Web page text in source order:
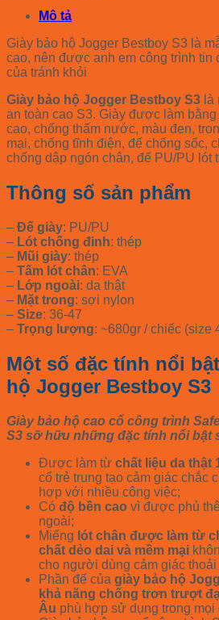
Mô tả
Giày bảo hộ Jogger Bestboy S3 là
cao, nên được anh em công trình tin
của tránh khỏi
Giày bảo hộ Jogger Bestboy S3 là
an toàn cao S3. Giày được làm
cao, chống thấm nước, màu đen,
mại, chống tĩnh điện, đế chống sốc,
chống dập ngón chân, đế PU/PU lót
Thông số sản phẩm
– Đế giày: PU/PU
– Lót chống đinh: thép
– Mũi giày: thép
– Tấm lót chân: EVA
– Lớp ngoài: da thật
– Mặt trong: sợi nylon
– Size: 36-47
– Trọng lượng: ~680gr / chiếc (size
Một số đặc tính nổi
hộ Jogger Bestboy S3
Giày bảo hộ cao cổ công trình
S3 sỡ hữu những đặc tính nổi bật
Được làm từ chất liệu da thật
cổ trẻ trung tạo cảm giác chắc
hợp với nhiều công việc;
Có độ bền cao vì được phủ
ngoài;
Miếng lót chân được làm từ
chất dẻo dai và mềm mại
cho người dùng cảm giác
Phần đế của giày bảo hộ
khả năng chống trơn trượt
Âu phù hợp sử dụng trong mọi